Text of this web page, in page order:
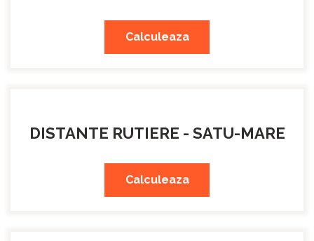
Calculeaza
DISTANTE RUTIERE - SATU-MARE
Calculeaza